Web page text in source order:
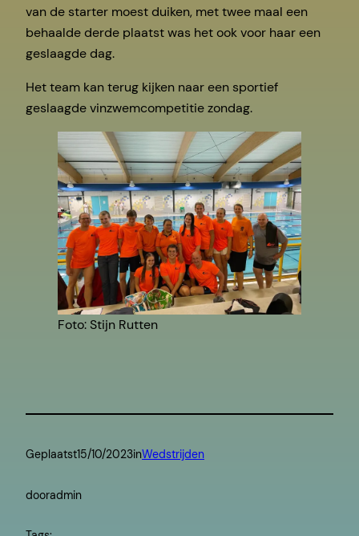
van de starter moest duiken, met twee maal een
behaalde derde plaatst was het ook voor haar een
geslaagde dag.
Het team kan terug kijken naar een sportief
geslaagde vinzwemcompetitie zondag.
Foto: Stijn Rutten
Geplaatst15/10/2023inWedstrijden
dooradmin